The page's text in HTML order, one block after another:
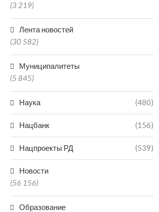
ПОСЛЕ ПРЫЖКА В ВОДОЕМ В
КИЗЛЯРЕ
08.08.2026
(3 219)
Лента новостей
(30 582)
Муниципалитеты
(5 845)
Наука (480)
Нацбанк (156)
Нацпроекты РД (539)
Новости
(56 156)
Образование